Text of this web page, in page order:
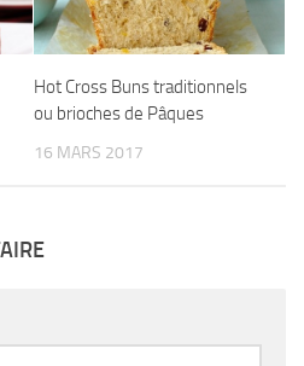
Hot Cross Buns traditionnels
ou brioches de Pâques
16 MARS 2017